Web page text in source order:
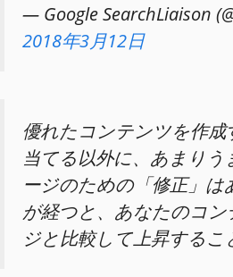
— Google SearchLiaison
2018年3月12日
優れたコンテンツを作
当てる以外に、あまり
ージのための「修正」
が経つと、あなたのコ
ジと比較して上昇するこ